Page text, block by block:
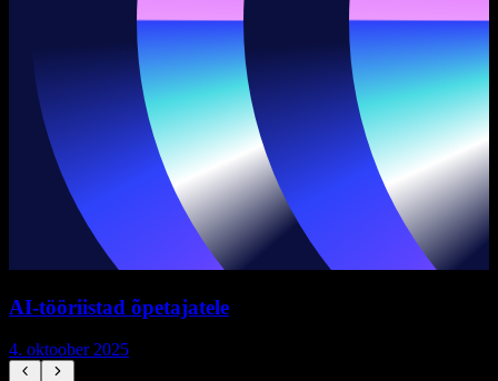
AI-tööriistad õpetajatele
4. oktoober 2025